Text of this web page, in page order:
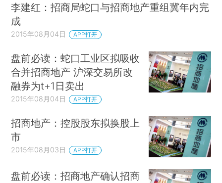
李建红：招商局蛇口与招商地产重组冀年内完
成
2015年08月04日 APP打开
盘前必读：蛇口工业区拟吸收
合并招商地产 沪深交易所改
融券为t+1日卖出
2015年08月04日 APP打开
招商地产：控股股东拟换股上
市
2015年08月03日 APP打开
盘前必读：招商地产确认招商